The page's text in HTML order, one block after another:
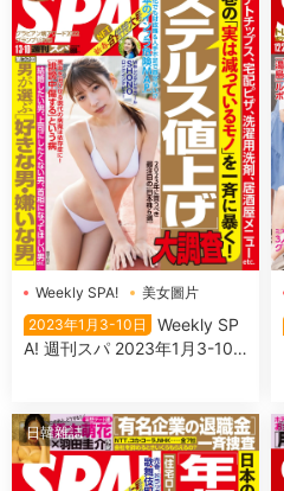
Weekly SPA!
美女圖片
2023年1月3-10日
Weekly SP
A! 週刊スパ 2023年1月3-10
日韓雜誌